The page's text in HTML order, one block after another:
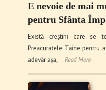
E nevoie de mai
pentru Sfânta
Există creștini care se
Preacuratele Taine pentru
adevăr așa,…Read More